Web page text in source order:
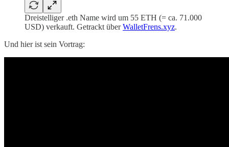
Dreistelliger .eth Name wird um 55 ETH (= ca. 71.000
USD) verkauft. Getrackt überWalletFrens.xyz.
Und hier ist sein Vortrag: